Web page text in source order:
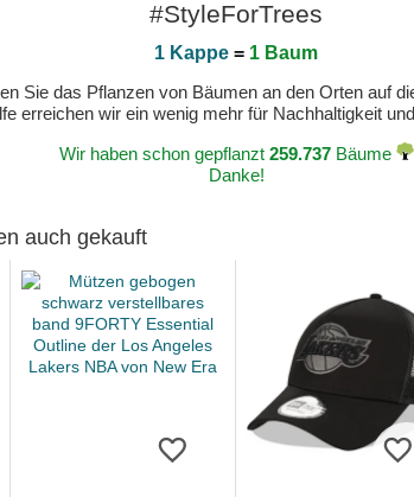
#StyleForTrees
1 Kappe = 1 Baum
Sie das Pflanzen von Bäumen an den Orten auf
erreichen wir ein wenig mehr für Nachhaltigkeit
Wir haben schon gepflanzt 259.737Bäume
Danke!
auch gekauft